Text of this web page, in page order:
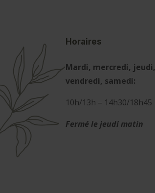
Horaires
Mardi, mercredi, jeudi,
vendredi, samedi:
10h/13h – 14h30/18h45
Fermé le jeudi matin